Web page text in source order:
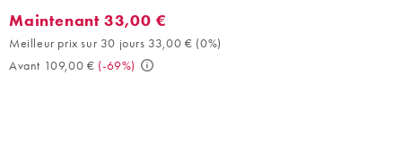
Maintenant 33,00 €. Meilleur prix sur 30 jours 33,00 € (0%).
Maintenant 33,00 €
Meilleur prix sur 30 jours 33,00 € (0%)
Avant 109,00 € (-69%)